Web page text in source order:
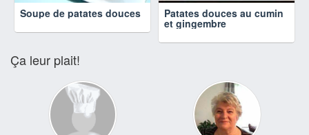
Soupe de patates douces Patates douces au cumin
et gingembre
Ça leur plait!